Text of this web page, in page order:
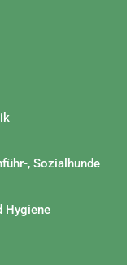
, Sozialhunde
Hygiene